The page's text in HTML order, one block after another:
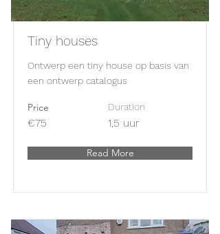
Tiny houses
Ontwerp een tiny house op basis van
een ontwerp catalogus
Price
€75
Duration
1,5 uur
Read More